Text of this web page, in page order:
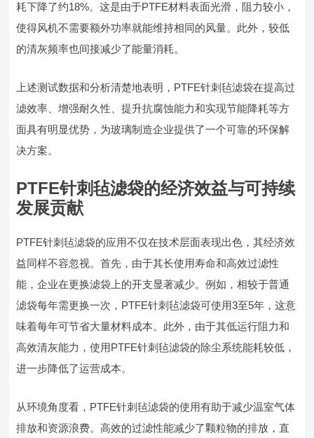
耗下降了约18%。这是由于PTFE材料表面光滑，阻力较小，
使得风机不需要额外功率就能维持相同的风量。此外，较低
的清灰频率也间接减少了能量消耗。
上述测试数据和分析清楚地表明，PTFE针刺毡滤袋在提高过
滤效率、增强耐久性、提升抗腐蚀能力和实现节能降耗等方
面具有明显优势，为玻璃制造企业提供了一个可靠的环保解
决方案。
PTFE针刺毡滤袋的经济效益与可持续
发展贡献
PTFE针刺毡滤袋的应用不仅在技术层面表现出色，其经济效
益同样不容忽视。首先，由于其长使用寿命和高效过滤性
能，企业在更换滤袋上的开支显著减少。例如，相较于普通
滤袋每年需更换一次，PTFE针刺毡滤袋可使用3至5年，这意
味着每年可节省大量材料成本。此外，由于其低运行阻力和
高效清灰能力，使用PTFE针刺毡滤袋的除尘系统能耗较低，
进一步降低了运营成本。
从环境角度看，PTFE针刺毡滤袋的使用有助于减少温室气体
排放和资源浪费。高效的过滤性能减少了颗粒物的排放，直